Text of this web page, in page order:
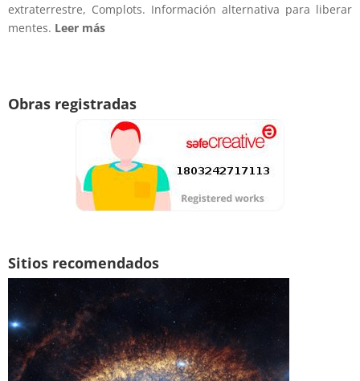
extraterrestre, Complots. Información alternativa para liberar
mentes. Leer más
Obras registradas
Sitios recomendados